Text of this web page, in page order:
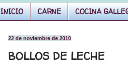
INICIO CARNE COCINA
22 de noviembre de 2010
BOLLOS DE LECHE